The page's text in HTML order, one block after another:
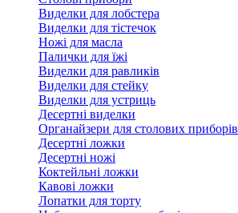
Виделки для лобстера
Виделки для тістечок
Ножі для масла
Палички для їжі
Виделки для равликів
Виделки для стейку
Виделки для устриць
Десертні виделки
Органайзери для столових приборів
Десертні ложки
Десертні ножі
Коктейльні ложки
Кавові ложки
Лопатки для торту